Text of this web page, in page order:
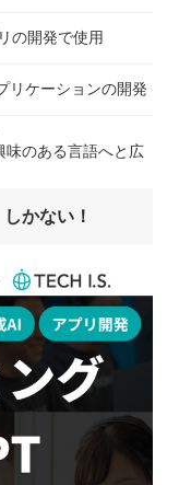
の開発で使用
リケーションの開発
味のある言語へと広
かない！